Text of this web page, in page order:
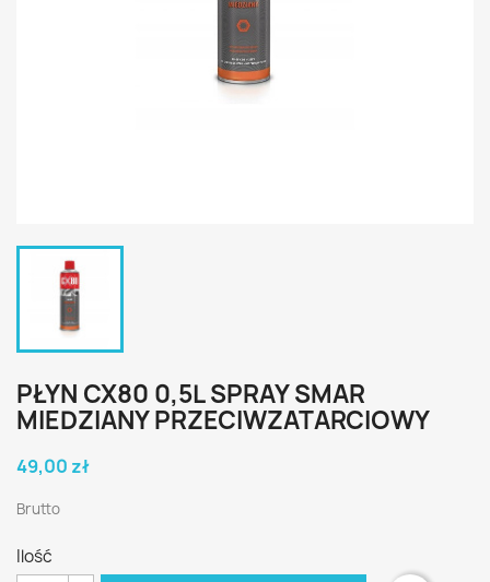
PŁYN CX80 0,5L SPRAY SMAR
MIEDZIANY PRZECIWZATARCIOWY
49,00 zł
Brutto
Ilość